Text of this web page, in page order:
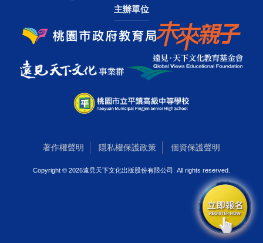
主辦單位
著作權聲明 隱私權保護政策 個資保護聲明
Copyright © 2026遠見天下文化出版股份有限公司. All rights reserved.